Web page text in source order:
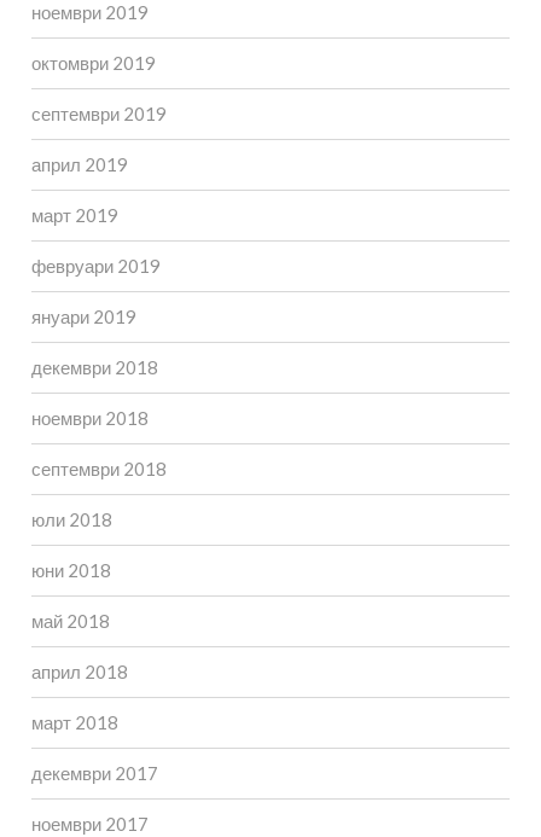
ноември 2019
октомври 2019
септември 2019
април 2019
март 2019
февруари 2019
януари 2019
декември 2018
ноември 2018
септември 2018
юли 2018
юни 2018
май 2018
април 2018
март 2018
декември 2017
ноември 2017